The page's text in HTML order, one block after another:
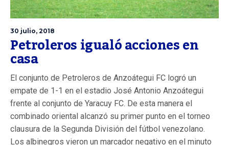
30 julio, 2018
Petroleros igualó acciones en
casa
El conjunto de Petroleros de Anzoátegui FC logró un
empate de 1-1 en el estadio José Antonio Anzoátegui
frente al conjunto de Yaracuy FC. De esta manera el
combinado oriental alcanzó su primer punto en el torneo
clausura de la Segunda División del fútbol venezolano.
Los albinegros vieron un marcador negativo en el minuto